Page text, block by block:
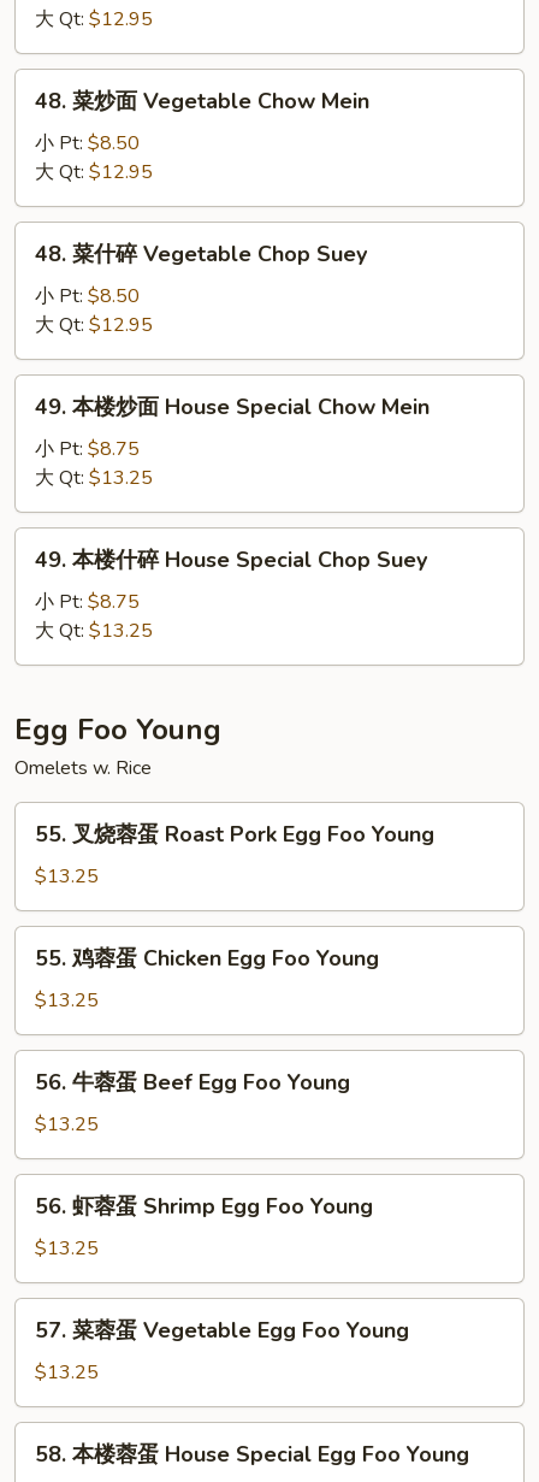
Shrimp
Chop
Suey
大 Qt: $12.95
Vegetable
Chow
Mein
48. 菜炒面 Vegetable Chow Mein
小 Pt: $8.50
大 Qt: $12.95
Vegetable
Chop
Suey
48. 菜什碎 Vegetable Chop Suey
小 Pt: $8.50
大 Qt: $12.95
面
House
Special
Chow
Mein
49. 本楼炒面 House Special Chow Mein
小 Pt: $8.75
大 Qt: $13.25
碎
Special
Chop
Suey
49. 本楼什碎 House Special Chop Suey
小 Pt: $8.75
大 Qt: $13.25
Egg Foo Young
Omelets w. Rice
蓉
蛋
Roast
Pork
Foo
Young
55. 叉烧蓉蛋 Roast Pork Egg Foo Young
$13.25
蛋
Chicken
Egg
Foo
55. 鸡蓉蛋 Chicken Egg Foo Young
$13.25
蛋
Beef
Egg
Foo
56. 牛蓉蛋 Beef Egg Foo Young
$13.25
蛋
Shrimp
Egg
Foo
56. 虾蓉蛋 Shrimp Egg Foo Young
$13.25
蛋
Vegetable
Egg
57. 菜蓉蛋 Vegetable Egg Foo Young
$13.25
58. 本楼蓉蛋 House Special Egg Foo Young